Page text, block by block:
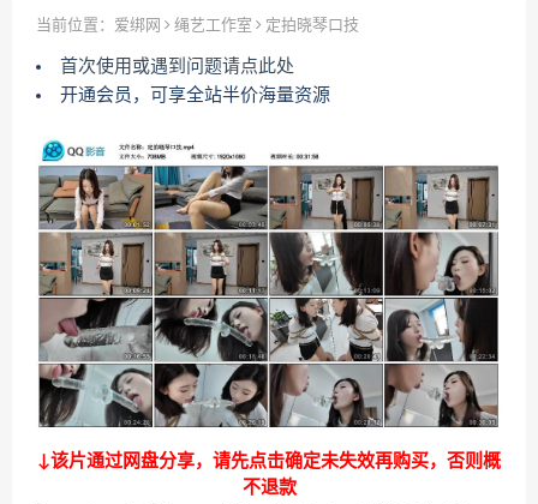
当前位置： 爱绑网 绳艺工作室 定拍晓琴口技
首次使用或遇到问题请点此处
开通会员，可享全站半价海量资源
↓该片通过网盘分享，请先点击确定未失效再购买，否则概
不退款